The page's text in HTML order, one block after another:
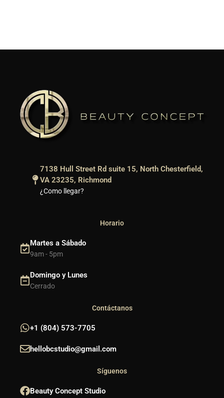
7138 Hull Street Rd suite 15, North Chesterfield,
VA 23235, Richmond
¿Como llegar?
Horario
Martes a Sábado
9am - 5pm
Domingo y Lunes
Cerrado
Contáctanos
+1 (804) 573-7705
hellobcstudio@gmail.com
Síguenos
Beauty Concept Studio